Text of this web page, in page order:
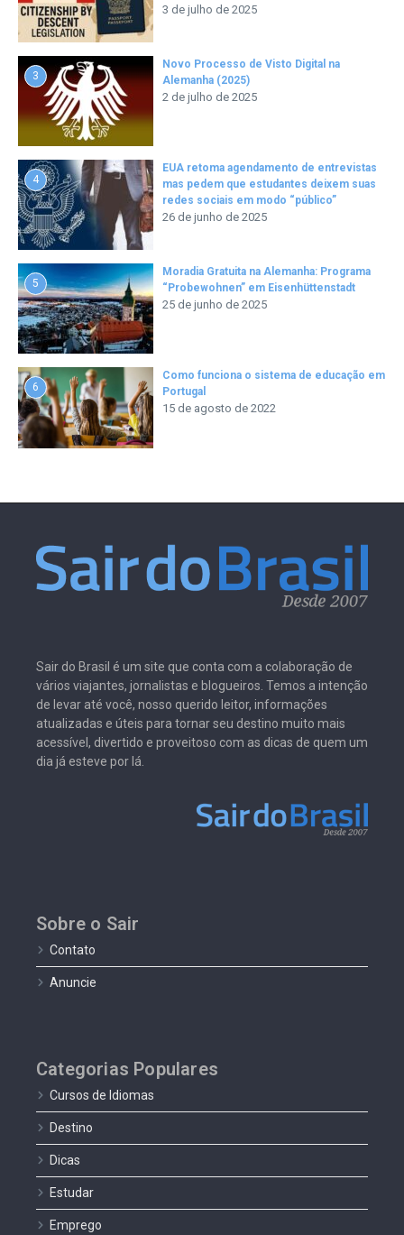
3 de julho de 2025
3
Novo Processo de Visto Digital na
Alemanha (2025)
2 de julho de 2025
4
EUA retoma agendamento de entrevistas
mas pedem que estudantes deixem suas
redes sociais em modo “público”
26 de junho de 2025
5
Moradia Gratuita na Alemanha: Programa
“Probewohnen” em Eisenhüttenstadt
25 de junho de 2025
6
Como funciona o sistema de educação em
Portugal
15 de agosto de 2022
Sair do Brasil é um site que conta com a colaboração de
vários viajantes, jornalistas e blogueiros. Temos a intenção
de levar até você, nosso querido leitor, informações
atualizadas e úteis para tornar seu destino muito mais
acessível, divertido e proveitoso com as dicas de quem um
dia já esteve por lá.
Sobre o Sair
Contato
Anuncie
Categorias Populares
Cursos de Idiomas
Destino
Dicas
Estudar
Emprego